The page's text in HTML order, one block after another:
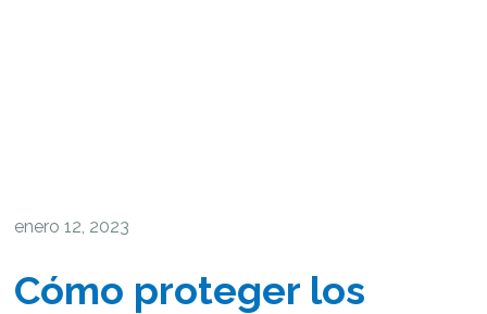
enero 12, 2023
Cómo proteger los